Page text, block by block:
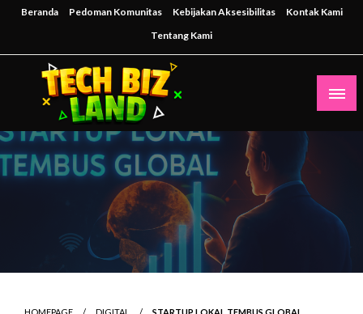
SkipBeranda Pedoman Komunitas Kebijakan Aksesibilitas
Kontak Kami
Tentang Kami
techbizland
Inspirasi Teknologi untuk Masa Depan Bisnis
HOMEPAGE DIGITAL STARTUP LOKAL TEMBUS GLOBAL